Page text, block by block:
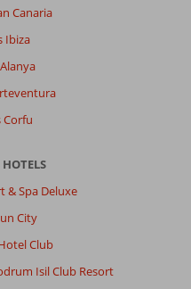
Canaria
Ibiza
Corfu
& Spa Deluxe
City
Club
Isil Club Resort